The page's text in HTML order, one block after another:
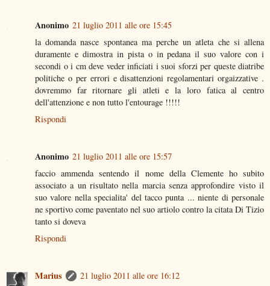
Anonimo 21 luglio 2011 alle ore 15:45
la domanda nasce spontanea ma perche un atleta che si allena
duramente e dimostra in pista o in pedana il suo valore con i
secondi o i cm deve veder inficiati i suoi sforzi per queste diatribe
politiche o per errori e disattenzioni regolamentari orgaizzative .
dovremmo far ritornare gli atleti e la loro fatica al centro
dell'attenzione e non tutto l'entourage !!!!!
Rispondi
Anonimo 21 luglio 2011 alle ore 15:57
faccio ammenda sentendo il nome della Clemente ho subito
associato a un risultato nella marcia senza approfondire visto il
suo valore nella specialita' del tacco punta ... niente di personale
ne sportivo come paventato nel suo artiolo contro la citata Di Tizio
tanto si doveva
Rispondi
Marius
21 luglio 2011 alle ore 16:12